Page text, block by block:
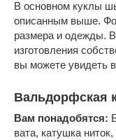
В основном куклы
описанным выше.
размера и одежды.
изготовления
вы можете увидеть
Вальдорфская
Вам понадобятся:
вата, катушка